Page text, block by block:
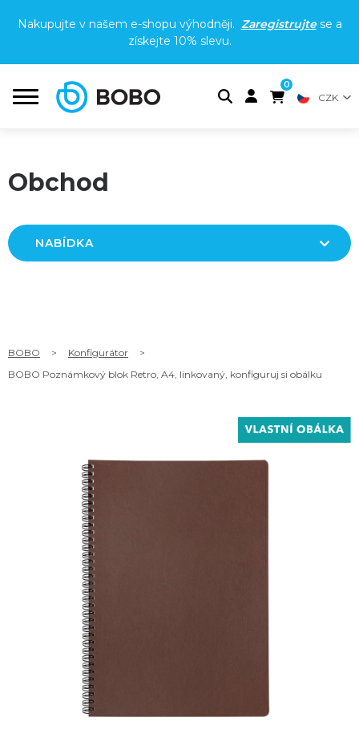
Nakupujte v našem e-shopu výhodněji. Zaregistrujtese a
získejte 10% slevu.
0
CZK
Obchod
NABÍDKA
BOBO > Konfigurátor
>
BOBO Poznámkový blok Retro, A4, linkovaný, konfiguruj si obálku